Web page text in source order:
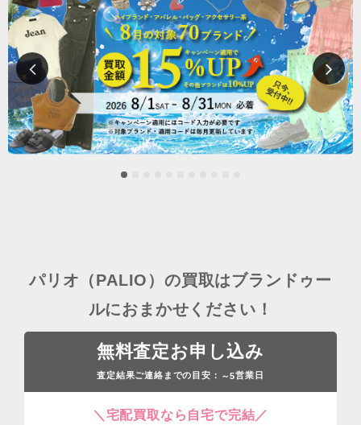
パリオ（PALIO）の買取はブランドゥー
ルにおまかせください！
無料査定お申し込み
査定結果ご連絡までの目安： ～5営業日
＼宅配買取なら自宅で完結／